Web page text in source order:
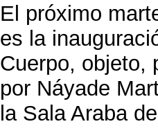
El próximo
es la
Cuerpo, objeto,
por Náyade
la Sala Araba